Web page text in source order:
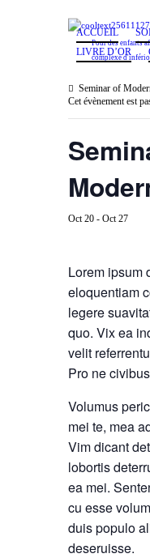
Pour des enfants
complexe
ACCUEIL
LIVRE D’OR
Seminar of
Cet évènement est
Oct 20 - Oct 27
Lorem ipsum
eloquentiam
legere
quo. Vix ea
velit
Pro ne
Volumus
mei te, mea
Vim dicant
lobortis
ea mei.
cu esse
duis populo
deseruisse.